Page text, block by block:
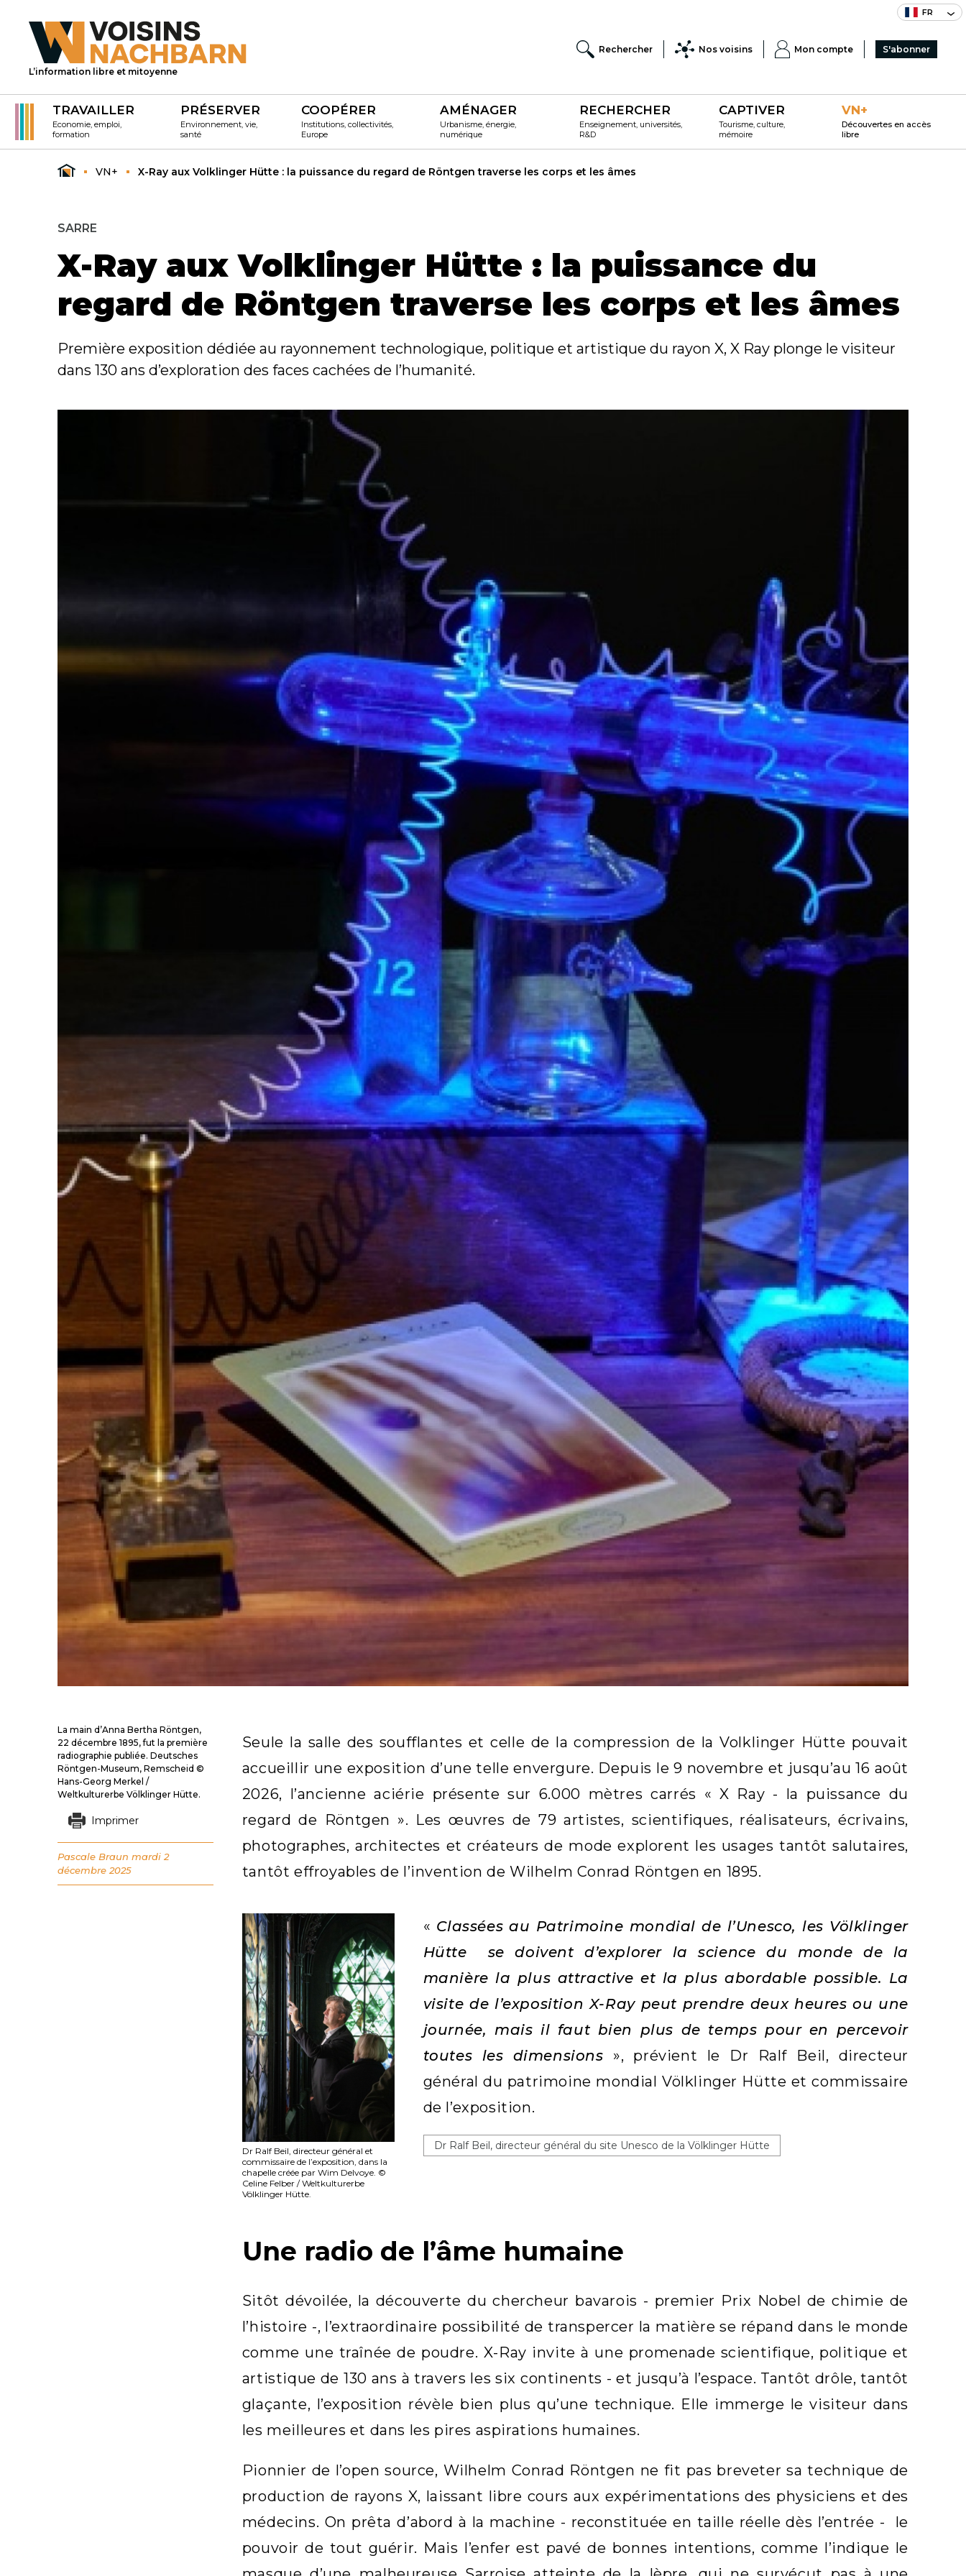
FR
L’information libre et mitoyenne
Rechercher Nos voisins Mon compte S'abonner
TRAVAILLER
Economie, emploi,
formation
PRÉSERVER
Environnement, vie,
santé
COOPÉRER
Institutions, collectivités,
Europe
AMÉNAGER
Urbanisme, énergie,
numérique
RECHERCHER
Enseignement, universités,
R&D
CAPTIVER
Tourisme, culture,
mémoire
VN+
Découvertes en accès
libre
VN+ X-Ray aux Volklinger Hütte : la puissance du regard de Röntgen traverse les corps et les âmes
SARRE
X-Ray aux Volklinger Hütte : la puissance du
regard de Röntgen traverse les corps et les âmes
Première exposition dédiée au rayonnement technologique, politique et artistique du rayon X, X Ray plonge le visiteur
dans 130 ans d’exploration des faces cachées de l’humanité.
Seule la salle des soufflantes et celle de la compression de la Volklinger Hütte pouvait
accueillir une exposition d’une telle envergure. Depuis le 9 novembre et jusqu’au 16 août
2026, l’ancienne aciérie présente sur 6.000 mètres carrés « X Ray - la puissance du
regard de Röntgen ». Les œuvres de 79 artistes, scientifiques, réalisateurs, écrivains,
photographes, architectes et créateurs de mode explorent les usages tantôt salutaires,
tantôt effroyables de l’invention de Wilhelm Conrad Röntgen en 1895.
Dr Ralf Beil, directeur général et
commissaire de l’exposition, dans la
chapelle créée par Wim Delvoye. ©
Celine Felber / Weltkulturerbe
Völklinger Hütte.
« Classées au Patrimoine mondial de l’Unesco, les Völklinger
Hütte se doivent d’explorer la science du monde de la
manière la plus attractive et la plus abordable possible. La
visite de l’exposition X-Ray peut prendre deux heures ou une
journée, mais il faut bien plus de temps pour en percevoir
toutes les dimensions », prévient le Dr Ralf Beil, directeur
général du patrimoine mondial Völklinger Hütte et commissaire
de l’exposition.
Dr Ralf Beil, directeur général du site Unesco de la Völklinger Hütte
Une radio de l’âme humaine
Sitôt dévoilée, la découverte du chercheur bavarois - premier Prix Nobel de chimie de
l’histoire -, l’extraordinaire possibilité de transpercer la matière se répand dans le monde
comme une traînée de poudre. X-Ray invite à une promenade scientifique, politique et
artistique de 130 ans à travers les six continents - et jusqu’à l’espace. Tantôt drôle, tantôt
glaçante, l’exposition révèle bien plus qu’une technique. Elle immerge le visiteur dans
les meilleures et dans les pires aspirations humaines.
Pionnier de l’open source, Wilhelm Conrad Röntgen ne fit pas breveter sa technique de
production de rayons X, laissant libre cours aux expérimentations des physiciens et des
médecins. On prêta d’abord à la machine - reconstituée en taille réelle dès l’entrée - le
pouvoir de tout guérir. Mais l’enfer est pavé de bonnes intentions, comme l’indique le
La main d’Anna Bertha Röntgen,
22 décembre 1895, fut la première
radiographie publiée. Deutsches
Röntgen-Museum, Remscheid ©
Hans-Georg Merkel /
Weltkulturerbe Völklinger Hütte.
Imprimer
Pascale Braun mardi 2
décembre 2025